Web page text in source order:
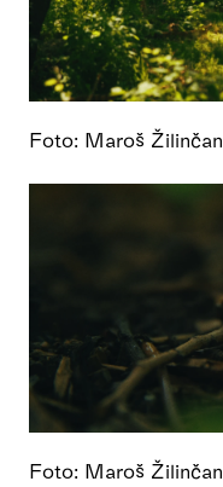
Foto: Maroš Žilinčan
Foto: Maroš Žilinčan